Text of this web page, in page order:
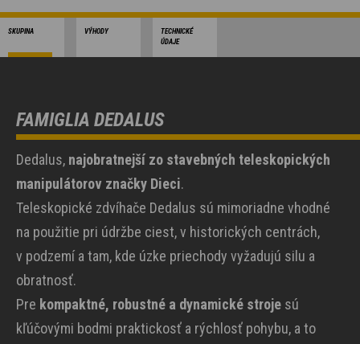
SKUPINA VÝHODY
TECHNICKÉ
ÚDAJE
FAMIGLIA DEDALUS
Dedalus, najobratnejší zo stavebných teleskopických
manipulátorov značky Dieci.
Teleskopické zdvíhače Dedalus sú mimoriadne vhodné
na použitie pri údržbe ciest, v historických centrách,
v podzemí a tam, kde úzke priechody vyžadujú silu a
obratnosť.
Pre kompaktné, robustné a dynamické stroje sú
kľúčovými bodmi praktickosť a rýchlosť pohybu, a to